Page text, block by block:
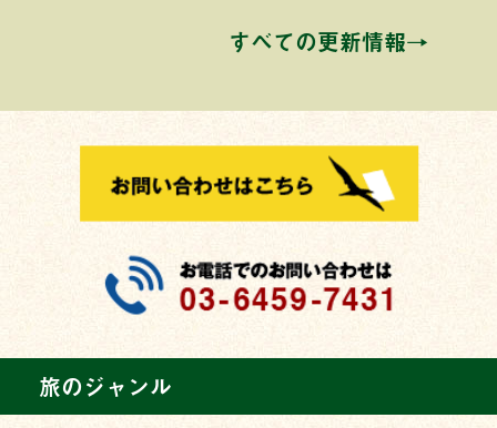
すべての更新情報→
旅のジャンル